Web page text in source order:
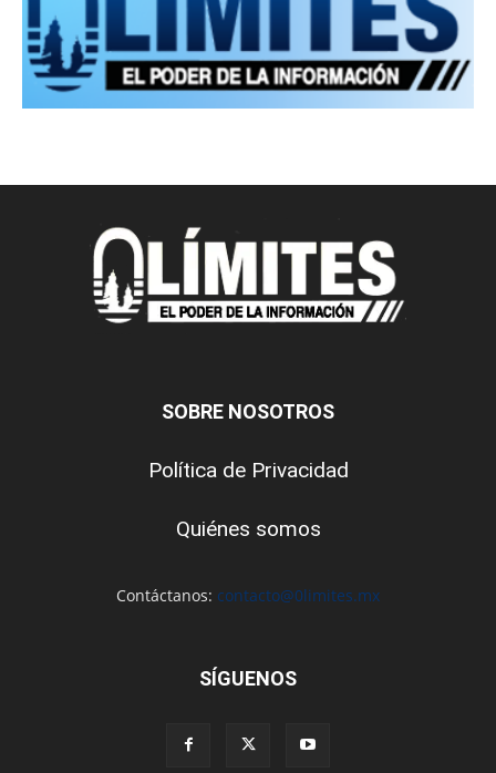
SOBRE NOSOTROS
Política de Privacidad
Quiénes somos
Contáctanos: contacto@0limites.mx
SÍGUENOS